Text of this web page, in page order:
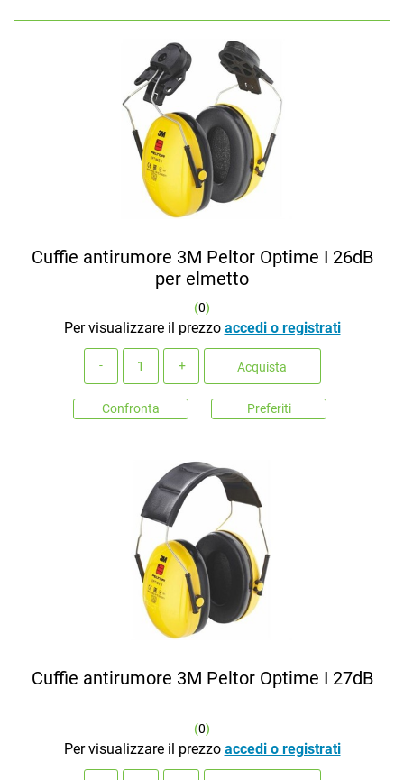
Cuffie antirumore 3M Peltor Optime I 26dB
per elmetto
(0)
Per visualizzare il prezzo accedi o registrati
Acquista
Confronta Preferiti
Cuffie antirumore 3M Peltor Optime I 27dB
(0)
Per visualizzare il prezzo accedi o registrati